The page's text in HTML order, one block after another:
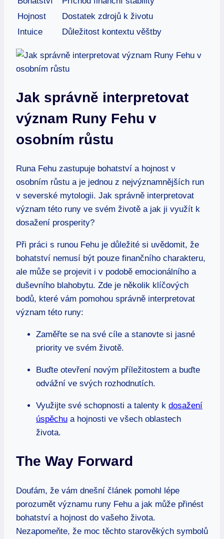
Hojnost
Dostatek zdrojů k životu
Intuice
Důležitost kontextu věštby
Jak správně interpretovat
význam Runy Fehu v
osobním růstu
Runa Fehu zastupuje bohatství a hojnost v
osobním růstu a je jednou z nejvýznamnějších run
v severské mytologii. Jak správně interpretovat
význam této runy ve svém životě a jak ji využít k
dosažení prosperity?
Při práci s runou Fehu je důležité si uvědomit, že
bohatství nemusí být pouze finančního charakteru,
ale může se projevit i v podobě emocionálního a
duševního blahobytu. Zde je několik klíčových
bodů, které vám pomohou správně interpretovat
význam této runy:
Zaměřte se na své cíle a stanovte si jasné
priority ve svém životě.
Buďte otevření novým příležitostem a buďte
odvážní ve svých rozhodnutích.
Využijte své schopnosti a talenty k dosažení
úspěchu a hojnosti ve všech oblastech
života.
The Way Forward
Doufám, že vám dnešní článek pomohl lépe
porozumět významu runy Fehu a jak může přinést
bohatství a hojnost do vašeho života.
Nezapomeňte, že moc těchto starověkých symbolů